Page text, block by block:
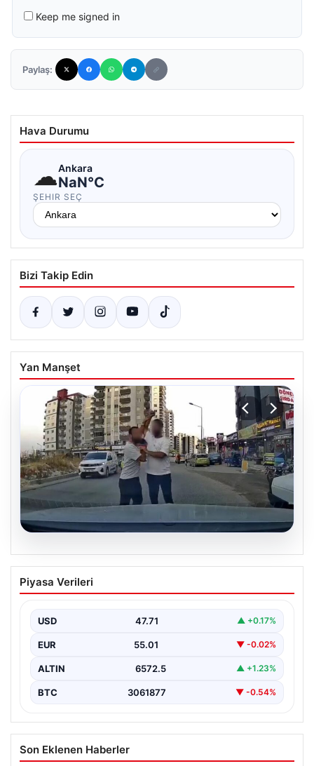
Keep me signed in
Paylaş:
Hava Durumu
☁Ankara
NaN°C
ŞEHIR SEÇ
Bizi Takip Edin
Yan Manşet
Trafikte Tartışma Kanlı Bitti: Sürücüye
Testere ve Darbe Tehdidi
bir tartışma, şiddet olayına dönüştü. Olay sırasında bir…
Piyasa Verileri
USD 47.71 ▲ +0.17%
EUR 55.01 ▼ -0.02%
ALTIN 6572.5 ▲ +1.23%
BTC 3061877 ▼ -0.54%
Son Eklenen Haberler